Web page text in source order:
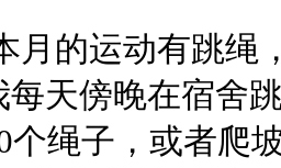
月的运动有跳绳
每天傍晚在宿舍
个绳子，或者爬